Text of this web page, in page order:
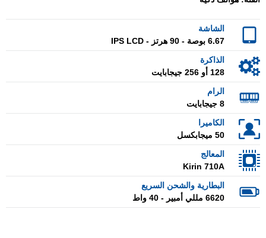
الشاشة
6.67 بوصة - 90 هرتز - IPS LCD
الذاكرة
128 أو 256 جيجابايت
الرام
8 جيجابايت
الكاميرا
50 ميجابكسل
المعالج
Kirin 710A
البطارية والشحن السريع
6620 مللي أمبير - 40 واط